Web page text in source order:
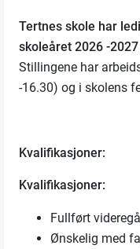
Tertnes skole har
skoleåret 2026 -
Stillingene har
-16.30) og i skolens
Kvalifikasjoner:
Kvalifikasjoner:
Fullført
Ønskelig med